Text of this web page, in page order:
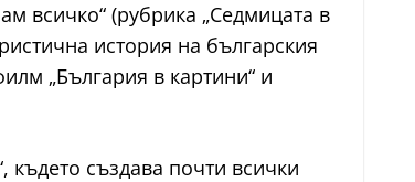
всичко“ (рубрика „Седмицата в
история на българския
„България в картини“ и
създава почти всички